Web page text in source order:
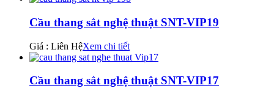
Cầu thang sắt nghệ thuật SNT-VIP19
Giá : Liên HệXem chi tiết
Cầu thang sắt nghệ thuật SNT-VIP17